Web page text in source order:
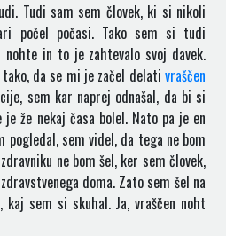
Tudi sam sem človek, ki si nikoli
počel počasi. Tako sem si tudi
in to je zahtevalo svoj davek.
da se mi je začel delati vraščen
sem kar naprej odnašal, da bi si
že nekaj časa bolel. Nato pa je en
pogledal, sem videl, da tega ne bom
ne bom šel, ker sem človek,
doma. Zato sem šel na
kaj sem si skuhal. Ja, vraščen noht